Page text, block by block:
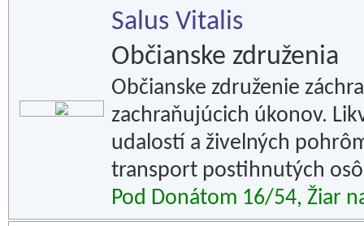
Salus Vitalis
Občianske združenia
Občianske združenie
zachraňujúcich úkonov.
udalostí a živelných
transport postihnutých
Pod Donátom 16/54, Žiar